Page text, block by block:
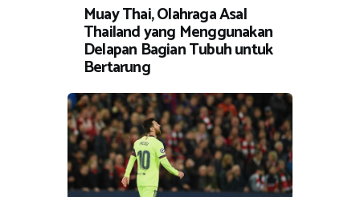
Muay Thai, Olahraga Asal
Thailand yang Menggunakan
Delapan Bagian Tubuh untuk
Bertarung